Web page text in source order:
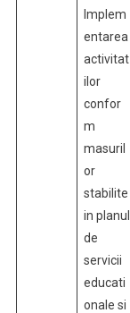
Implem
entarea
activitat
ilor
confor
m
masuril
or
stabilite
in planul
de
servicii
educati
onale si